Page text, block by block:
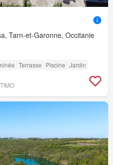
Tarn-et-Garonne, Occitanie
Terrasse Piscine Jardin